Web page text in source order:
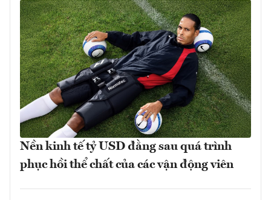
Nền kinh tế tỷ USD đằng sau quá trình
phục hồi thể chất của các vận động viên